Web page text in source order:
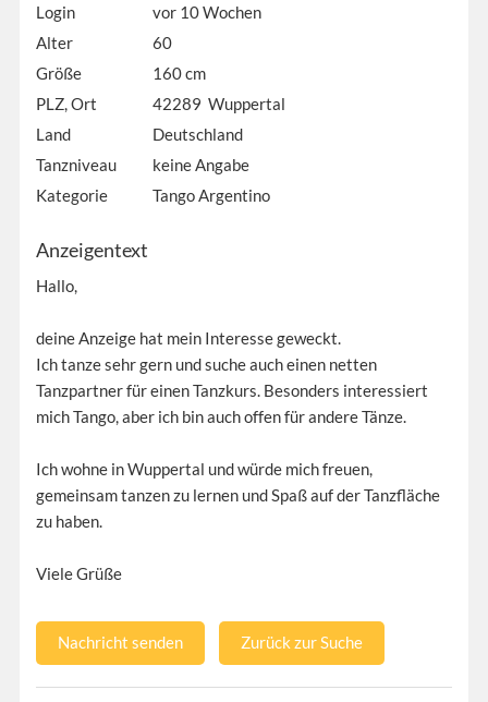
Login
vor 10 Wochen
Alter
60
Größe
160 cm
PLZ, Ort
42289 Wuppertal
Land
Deutschland
Tanzniveau
keine Angabe
Kategorie
Tango Argentino
Anzeigentext
Hallo,
deine Anzeige hat mein Interesse geweckt.
Ich tanze sehr gern und suche auch einen netten
Tanzpartner für einen Tanzkurs. Besonders interessiert
mich Tango, aber ich bin auch offen für andere Tänze.
Ich wohne in Wuppertal und würde mich freuen,
gemeinsam tanzen zu lernen und Spaß auf der Tanzfläche
zu haben.
Viele Grüße
Nachricht senden Zurück zur Suche